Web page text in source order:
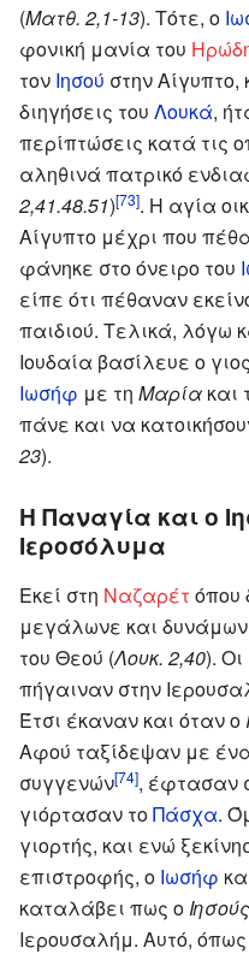
(Ματθ. 2,1-13). Τότε, ο
φονική μανία του
τον Ιησού στην
διηγήσεις του Λουκά,
περίπτώσεις κατά τις
αληθινά πατρικό
2,41.48.51)[73]. Η αγία
Αίγυπτο μέχρι που
φάνηκε στο όνειρο του
είπε ότι πέθαναν
παιδιού. Τελικά, λόγω
Ιουδαία βασίλευε ο
Ιωσήφ με τη Μαρία και
πάνε και να
23).
Η Παναγία και ο
Ιεροσόλυμα
Εκεί στη Ναζαρέτ όπου
μεγάλωνε και
του Θεού (Λουκ. 2,40).
πήγαιναν στην
Έτσι έκαναν και όταν ο
Αφού ταξίδεψαν με
συγγενών[74], έφτασαν
γιόρτασαν τοΠάσχα.
γιορτής, και ενώ
επιστροφής, ο Ιωσήφ
καταλάβει πως ο Ιησούς
Ιερουσαλήμ. Αυτό,